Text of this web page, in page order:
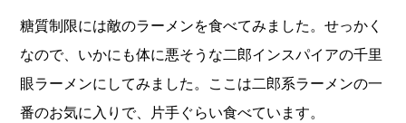
糖質制限には敵のラーメンを食べてみました。せっかく
なので、いかにも体に悪そうな二郎インスパイアの千里
眼ラーメンにしてみました。ここは二郎系ラーメンの一
番のお気に入りで、片手ぐらい食べています。